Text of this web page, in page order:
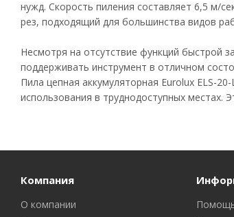
нужд. Скорость пиления составляет 6,5 м/
рез, подходящий для большинства видов
Несмотря на отсутствие функций быстрой
поддерживать инструмент в отличном
Пила цепная аккумуляторная Eurolux ELS-
использования в труднодоступных местах.
Компания
О компании